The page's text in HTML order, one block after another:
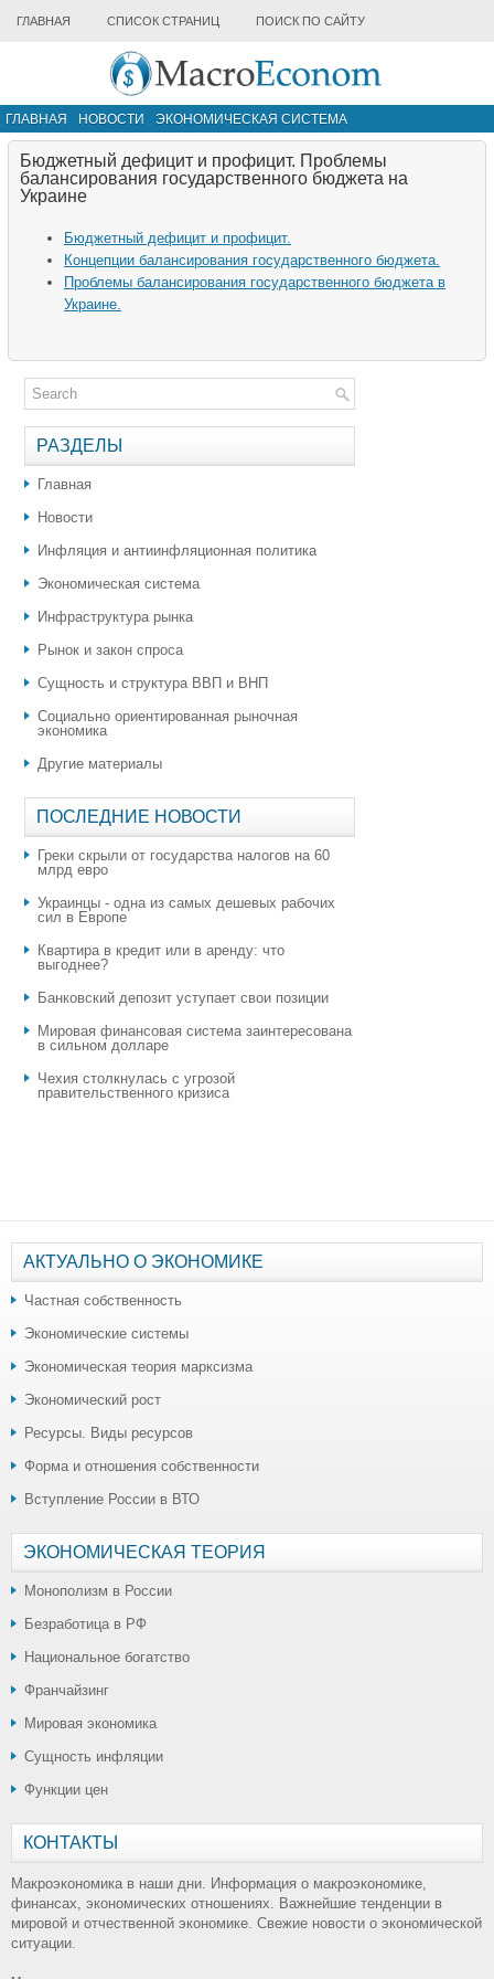
ГЛАВНАЯ СПИСОК СТРАНИЦ ПОИСК ПО САЙТУ
ГЛАВНАЯ НОВОСТИ
ЭКОНОМИЧЕСКАЯ СИСТЕМА
ИНФРАСТРУКТУРА РЫНКА
Бюджетный дефицит и профицит. Проблемы
балансирования государственного бюджета на
Украине
Бюджетный дефицит и профицит.
Концепции балансирования государственного бюджета.
Проблемы балансирования государственного бюджета в
Украине.
РАЗДЕЛЫ
Главная
Новости
Инфляция и антиинфляционная политика
Экономическая система
Инфраструктура рынка
Рынок и закон спроса
Сущность и структура ВВП и ВНП
Социально ориентированная рыночная
экономика
Другие материалы
ПОСЛЕДНИЕ НОВОСТИ
Греки скрыли от государства налогов на 60
млрд евро
Украинцы - одна из самых дешевых рабочих
сил в Европе
Квартира в кредит или в аренду: что
выгоднее?
​Банковский депозит уступает свои позиции
Мировая финансовая система заинтересована
в сильном долларе
Чехия столкнулась с угрозой
правительственного кризиса
АКТУАЛЬНО О ЭКОНОМИКЕ
Частная собственность
Экономические системы
Экономическая теория марксизма
Экономический рост
Ресурсы. Виды ресурсов
Форма и отношения собственности
Вступление России в ВТО
ЭКОНОМИЧЕСКАЯ ТЕОРИЯ
Монополизм в России
Безработица в РФ
Национальное богатство
Франчайзинг
Мировая экономика
Сущность инфляции
Функции цен
КОНТАКТЫ
Макроэкономика в наши дни. Информация о макроэкономике,
финансах, экономических отношениях. Важнейшие тенденции в
мировой и отчественной экономике. Свежие новости о экономической
ситуации.